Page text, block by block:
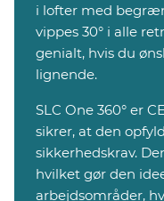
i lofter med
vippes 30° i alle
genialt, hvis du
lignende.
SLC One 360° er
sikrer, at den
sikkerhedskrav.
hvilket gør den
arbejdsområder,